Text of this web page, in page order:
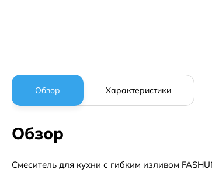
Обзор Характеристики
Обзор
Смеситель для кухни с гибким изливом